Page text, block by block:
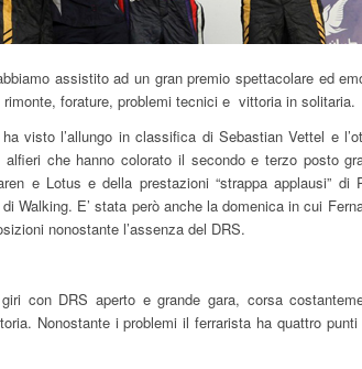
assistito ad un gran premio spettacolare ed
forature, problemi tecnici e vittoria in solitaria.
visto l’allungo in classifica di Sebastian Vettel e
che hanno colorato il secondo e terzo posto
e Lotus e della prestazioni “strappa applausi”
Walking. E’ stata però anche la domenica in cui
nonostante l’assenza del DRS.
con DRS aperto e grande gara, corsa
Nonostante i problemi il ferrarista ha quattro